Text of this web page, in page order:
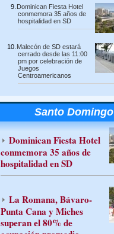
Dominican Fiesta Hotel
conmemora 35 años de
hospitalidad en SD
Malecón de SD estará
cerrado desde las 11:00
pm por celebración de
Juegos
Centroamericanos
Santo Domingo
Dominican Fiesta Hotel
conmemora 35 años de
hospitalidad en SD
La Romana, Bávaro-
Punta Cana y Miches
superan el 80% de